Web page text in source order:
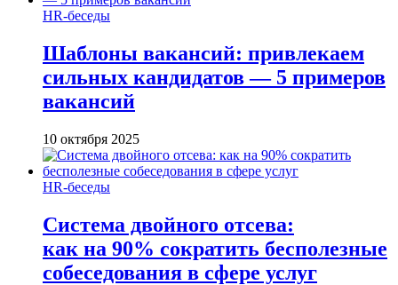
HR-беседы
Шаблоны вакансий: привлекаем
сильных кандидатов — 5 примеров
вакансий
10 октября 2025
HR-беседы
Система двойного отсева:
как на 90% сократить бесполезные
собеседования в сфере услуг